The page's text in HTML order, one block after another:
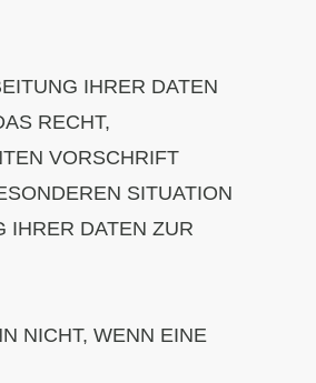
IHRER DATEN
RECHT,
VORSCHRIFT
SITUATION
IHRER DATEN ZUR
NICHT, WENN EINE